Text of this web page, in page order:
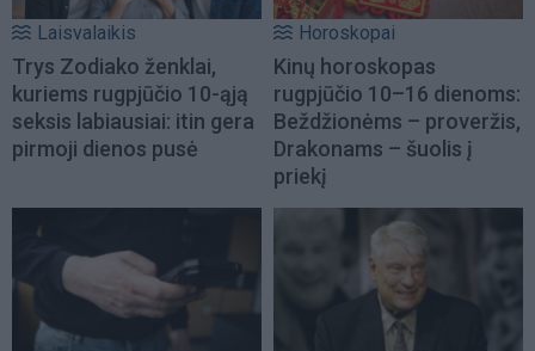
Laisvalaikis
Trys Zodiako ženklai,
kuriems rugpjūčio 10-ąją
seksis labiausiai: itin gera
pirmoji dienos pusė
Horoskopai
Kinų horoskopas
rugpjūčio 10–16 dienoms:
Beždžionėms – proveržis,
Drakonams – šuolis į
priekį